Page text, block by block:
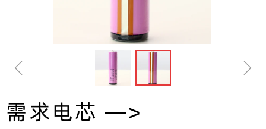
ꁆ ꁇ
需求电芯 —>